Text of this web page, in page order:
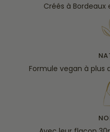
Créés à Bordeaux
Formule vegan à plus